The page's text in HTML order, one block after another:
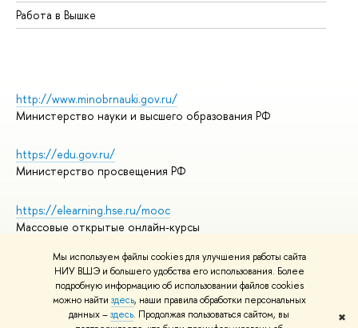
Мы используем файлы cookies для улучшения работы сайта
НИУ ВШЭ и большего удобства его использования. Более
подробную информацию об использовании файлов cookies
можно найти здесь, наши правила обработки персональных
данных –здесь. Продолжая пользоваться сайтом, вы
✖
Работа в Вышке
http://www.minobrnauki.gov.ru/
Министерство науки и высшего образования РФ
https://edu.gov.ru/
Министерство просвещения РФ
https://elearning.hse.ru/mooc
Массовые открытые онлайн-курсы
© НИУ ВШЭ 1993–2026
Адреса и контакты
Условия использования материалов